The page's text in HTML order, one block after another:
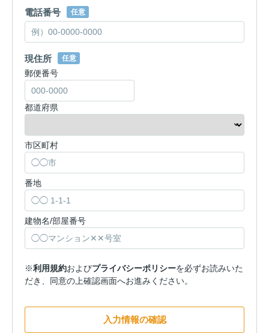
電話番号 任意
現住所 任意
郵便番号
都道府県
市区町村
番地
建物名/部屋番号
※利用規約およびプライバシーポリシーを必ずお読みいた
だき、同意の上確認画面へお進みください。
入力情報の確認